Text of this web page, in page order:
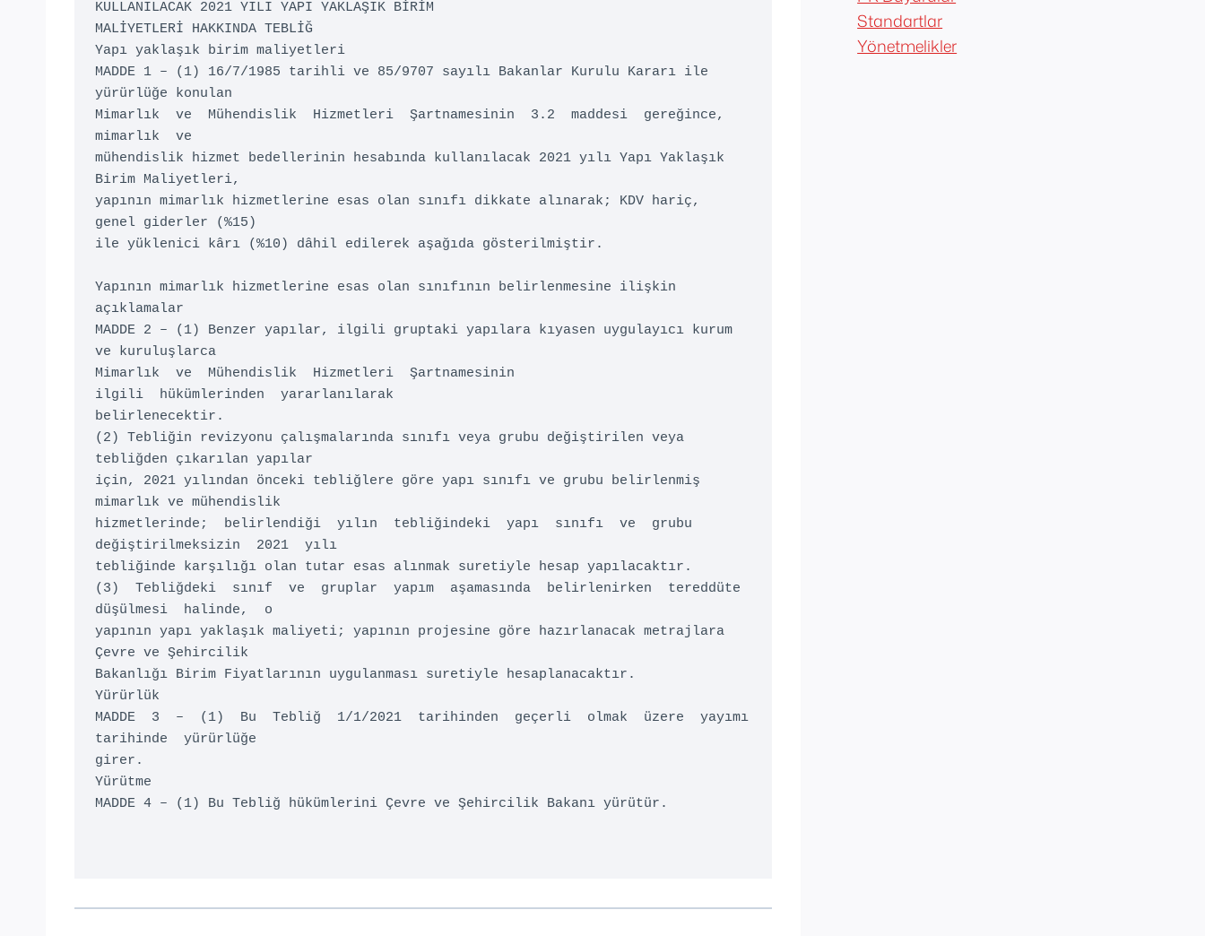
KULLANILACAK 2021 YILI YAPI YAKLAŞIK BİRİM
MALİYETLERİ HAKKINDA TEBLİĞ
Yapı yaklaşık birim maliyetleri
MADDE 1 – (1) 16/7/1985 tarihli ve 85/9707 sayılı Bakanlar Kurulu Kararı ile
yürürlüğe konulan
Mimarlık  ve  Mühendislik  Hizmetleri  Şartnamesinin  3.2  maddesi  gereğince,
mimarlık  ve
mühendislik hizmet bedellerinin hesabında kullanılacak 2021 yılı Yapı Yaklaşık
Birim Maliyetleri,
yapının mimarlık hizmetlerine esas olan sınıfı dikkate alınarak; KDV hariç,
genel giderler (%15)
ile yüklenici kârı (%10) dâhil edilerek aşağıda gösterilmiştir.
Yapının mimarlık hizmetlerine esas olan sınıfının belirlenmesine ilişkin
açıklamalar
MADDE 2 – (1) Benzer yapılar, ilgili gruptaki yapılara kıyasen uygulayıcı kurum
ve kuruluşlarca
Mimarlık  ve  Mühendislik  Hizmetleri  Şartnamesinin
ilgili  hükümlerinden  yararlanılarak
belirlenecektir.
(2) Tebliğin revizyonu çalışmalarında sınıfı veya grubu değiştirilen veya
tebliğden çıkarılan yapılar
için, 2021 yılından önceki tebliğlere göre yapı sınıfı ve grubu belirlenmiş
mimarlık ve mühendislik
hizmetlerinde;  belirlendiği  yılın  tebliğindeki  yapı  sınıfı  ve  grubu
değiştirilmeksizin  2021  yılı
tebliğinde karşılığı olan tutar esas alınmak suretiyle hesap yapılacaktır.
(3)  Tebliğdeki  sınıf  ve  gruplar  yapım  aşamasında  belirlenirken  tereddüte
düşülmesi  halinde,  o
yapının yapı yaklaşık maliyeti; yapının projesine göre hazırlanacak metrajlara
Çevre ve Şehircilik
Bakanlığı Birim Fiyatlarının uygulanması suretiyle hesaplanacaktır.
Yürürlük
MADDE  3  –  (1)  Bu  Tebliğ  1/1/2021  tarihinden  geçerli  olmak  üzere  yayımı
tarihinde  yürürlüğe
girer.
Yürütme
MADDE 4 – (1) Bu Tebliğ hükümlerini Çevre ve Şehircilik Bakanı yürütür.
Standartlar
Yönetmelikler